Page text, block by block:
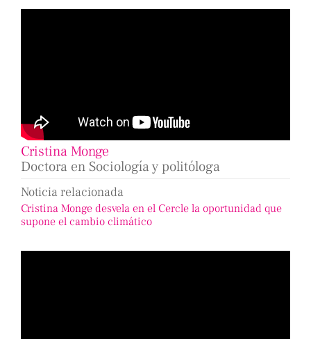
Cristina Monge
Doctora en Sociología y politóloga
Noticia relacionada
Cristina Monge desvela en el Cercle la oportunidad que
supone el cambio climático